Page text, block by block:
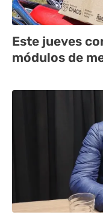
Este jueves
módulos de